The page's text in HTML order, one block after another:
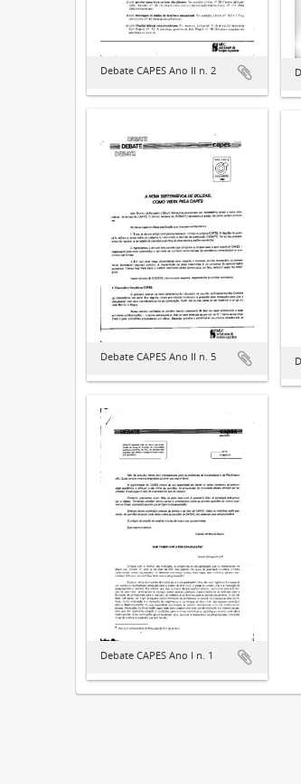
Debate CAPES Ano II n. 2
Debate CAPES Ano II n. 5
Debate CAPES Ano I n. 1